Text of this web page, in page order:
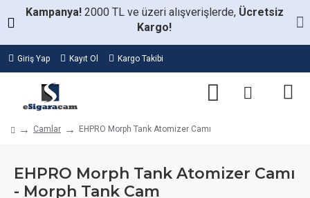
Kampanya! 2000 TL ve üzeri alışverişlerde, Ücretsiz
Kargo!
Giriş Yap Kayıt Ol Kargo Takibi
Camlar EHPRO Morph Tank Atomizer Camı
EHPRO Morph Tank Atomizer Camı
- Morph Tank Cam